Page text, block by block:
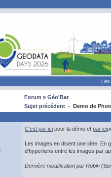
Les
Forum » Géo'Bar
Sujet précédent - Demo de
C'est par ici pour la démo et par ici
Les images en disent une idée. En
d'hyperliens entre les images par
Dernière modification par Robin